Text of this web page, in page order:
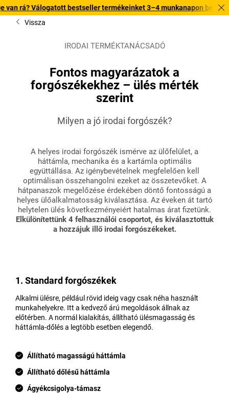
bestseller termékeinket 3–4 munkanapon belül kiszállítjuk.
Vissza
IRODAI TERMÉKTANÁCSADÓ
Fontos magyarázatok a
forgószékekhez – ülés mérték
szerint
Milyen a jó irodai forgószék?
A helyes irodai forgószék ismérve az ülőfelület, a
háttámla, mechanika és a kartámla optimális
együttállása. Az igénybevételnek megfelelően kell
optimálisan összehangolni ezeket az összetevőket. A
hátpanaszok megelőzése érdekében döntő fontosságú a
helyes ülőalkalmatosság kiválasztása. Az éveken át tartó
helytelen ülés következményeiért hatalmas árat fizetünk.
Elkülönítettünk 4 felhasználói csoportot, és kiválasztottuk
a hozzájuk illő irodai forgószékeket.
1. Standard forgószékek
Alkalmi ülésre, például rövid ideig vagy csak néha használt
munkahelyekre. Itt a kedvező árú megoldások állnak az
előtérben. A normál kialakítás, állítható ülésmagasság és
háttámla-dőlés a legtöbb esetben elegendő.
Állítható magasságú háttámla
Állítható dőlésű háttámla
Ágyékcsigolya-támasz